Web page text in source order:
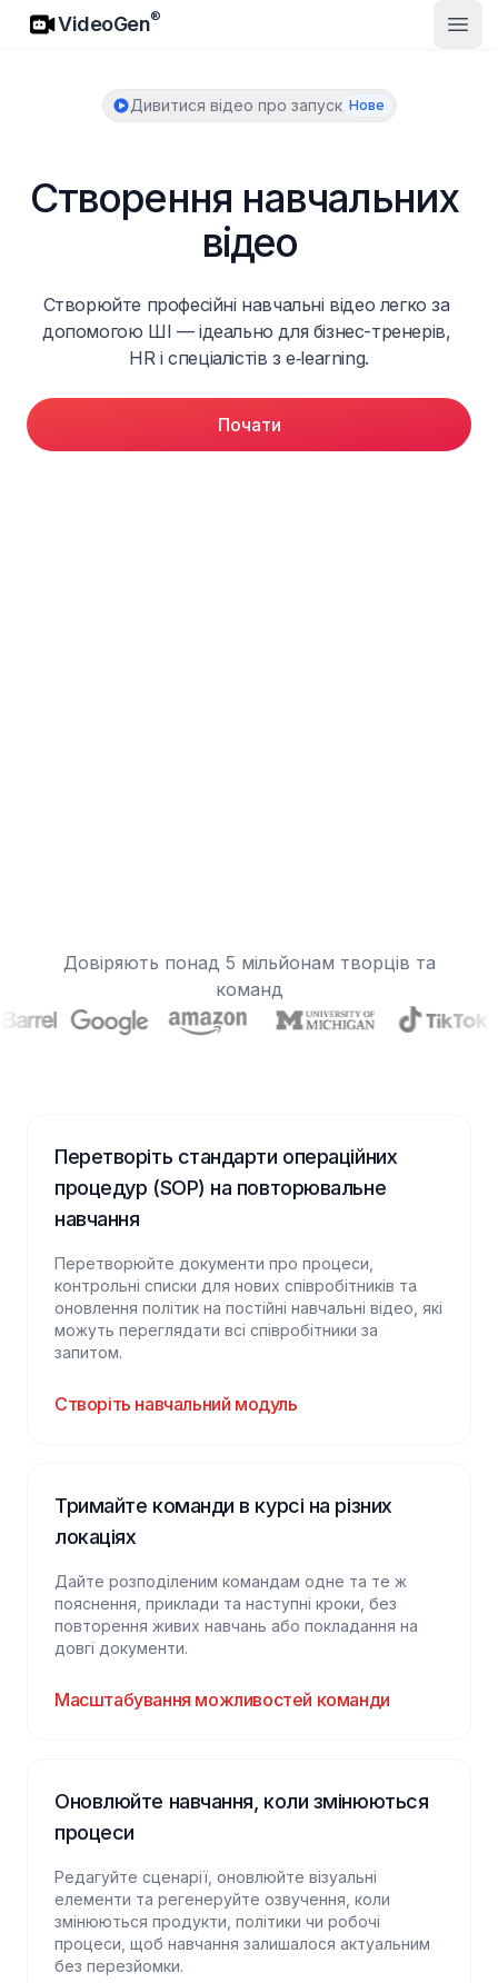
VideoGen
VideoGen®
Дивитися відео про запуск Нове
Створення навчальних
відео
Створюйте професійні навчальні відео легко за
допомогою ШІ — ідеально для бізнес-тренерів,
HR і спеціалістів з e‑learning.
Почати
Довіряють понад 5 мільйонам творців та
команд
Перетворіть стандарти операційних
процедур (SOP) на повторювальне
навчання
Перетворюйте документи про процеси,
контрольні списки для нових співробітників та
оновлення політик на постійні навчальні відео, які
можуть переглядати всі співробітники за
запитом.
Створіть навчальний модуль
Тримайте команди в курсі на різних
локаціях
Дайте розподіленим командам одне та те ж
пояснення, приклади та наступні кроки, без
повторення живих навчань або покладання на
довгі документи.
Масштабування можливостей команди
Оновлюйте навчання, коли змінюються
процеси
Редагуйте сценарії, оновлюйте візуальні
елементи та регенеруйте озвучення, коли
змінюються продукти, політики чи робочі
процеси, щоб навчання залишалося актуальним
без перезйомки.